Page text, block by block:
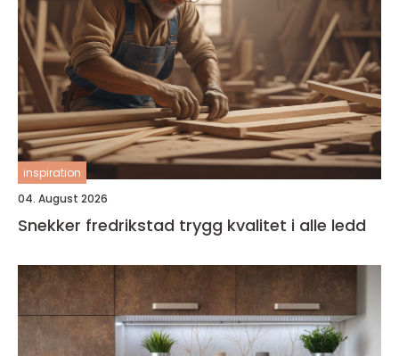
inspiration
04. August 2026
Snekker fredrikstad trygg kvalitet i alle ledd